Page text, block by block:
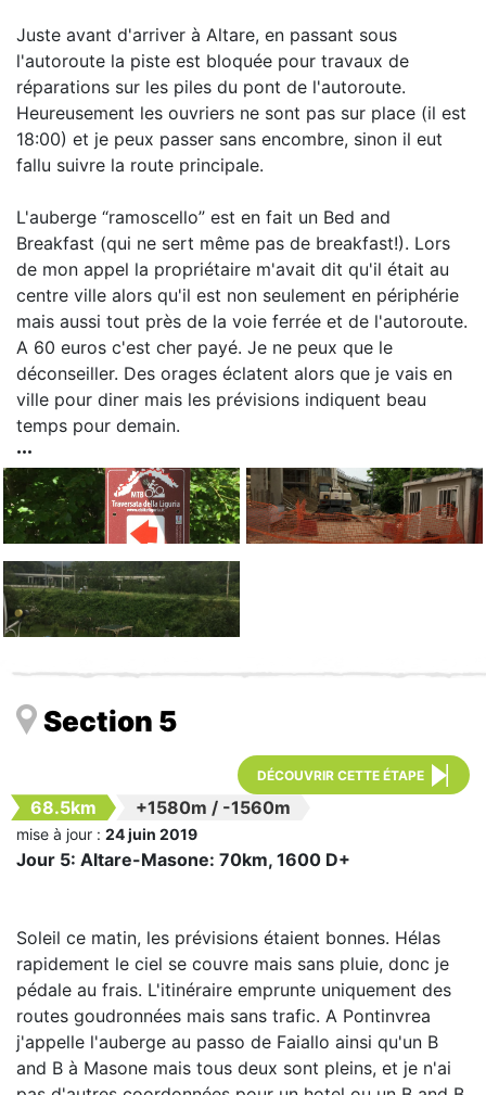
Juste avant d'arriver à Altare, en passant sous
l'autoroute la piste est bloquée pour travaux de
réparations sur les piles du pont de l'autoroute.
Heureusement les ouvriers ne sont pas sur place (il est
18:00) et je peux passer sans encombre, sinon il eut
fallu suivre la route principale.
L'auberge “ramoscello” est en fait un Bed and
Breakfast (qui ne sert même pas de breakfast!). Lors
de mon appel la propriétaire m'avait dit qu'il était au
centre ville alors qu'il est non seulement en périphérie
mais aussi tout près de la voie ferrée et de l'autoroute.
A 60 euros c'est cher payé. Je ne peux que le
déconseiller. Des orages éclatent alors que je vais en
ville pour diner mais les prévisions indiquent beau
temps pour demain.
Section 5
DÉCOUVRIR CETTE ÉTAPE
68.5km +1580m / -1560m
mise à jour : 24 juin 2019
Jour 5: Altare-Masone: 70km, 1600 D+
Soleil ce matin, les prévisions étaient bonnes. Hélas
rapidement le ciel se couvre mais sans pluie, donc je
pédale au frais. L'itinéraire emprunte uniquement des
routes goudronnées mais sans trafic. A Pontinvrea
j'appelle l'auberge au passo de Faiallo ainsi qu'un B
and B à Masone mais tous deux sont pleins, et je n'ai